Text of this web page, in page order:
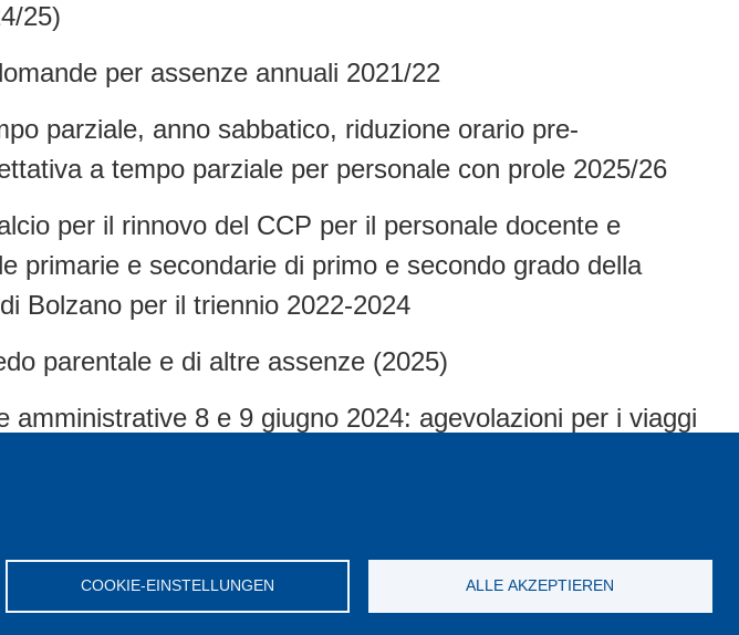
COOKIE-EINSTELLUNGEN ALLE AKZEPTIEREN
25)
per assenze annuali 2021/22
parziale, anno sabbatico, riduzione orario pre-
a tempo parziale per personale con prole 2025/26
per il rinnovo del CCP per il personale docente e
primarie e secondarie di primo e secondo grado della
Bolzano per il triennio 2022-2024
parentale e di altre assenze (2025)
amministrative 8 e 9 giugno 2024: agevolazioni per i viaggi
e aerei
parziale, anno sabbatico, riduzione orario insegnamento
agile e congedo straordinario – art. 21 bis